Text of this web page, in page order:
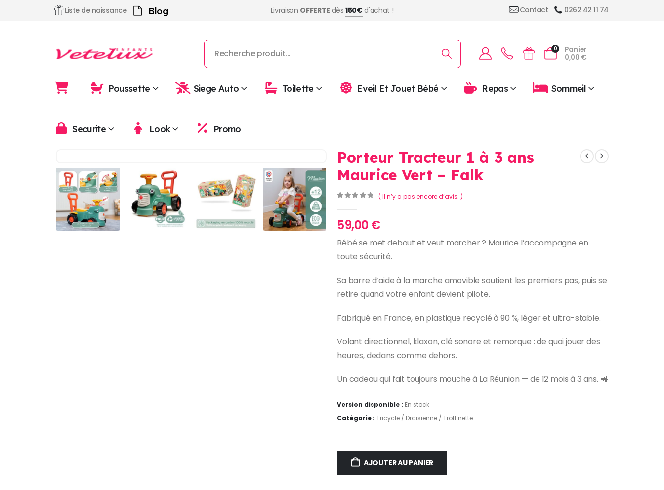
Liste de naissance Blog Livraison OFFERTE dès150€d'achat ! Contact 0262 42 11 74
0
Panier
0,00 €
Poussette Siege Auto Toilette Eveil Et Jouet Bébé Repas Sommeil
Securite Look Promo
Porteur Tracteur 1 à 3 ans
Maurice Vert – Falk
( Il n’y a pas encore d’avis. )
59,00 €
Bébé se met debout et veut marcher ? Maurice l’accompagne en
toute sécurité.
Sa barre d’aide à la marche amovible soutient les premiers pas, puis se
retire quand votre enfant devient pilote.
Fabriqué en France, en plastique recyclé à 90 %, léger et ultra-stable.
Volant directionnel, klaxon, clé sonore et remorque : de quoi jouer des
heures, dedans comme dehors.
Un cadeau qui fait toujours mouche à La Réunion — de 12 mois à 3 ans. 🚜
Version disponible : En stock
Catégorie : Tricycle / Draisienne / Trottinette
AJOUTER AU PANIER